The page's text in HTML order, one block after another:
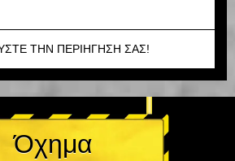
ΤΗΝ ΠΕΡΙΗΓΗΣΗ ΣΑΣ!
Όχημα